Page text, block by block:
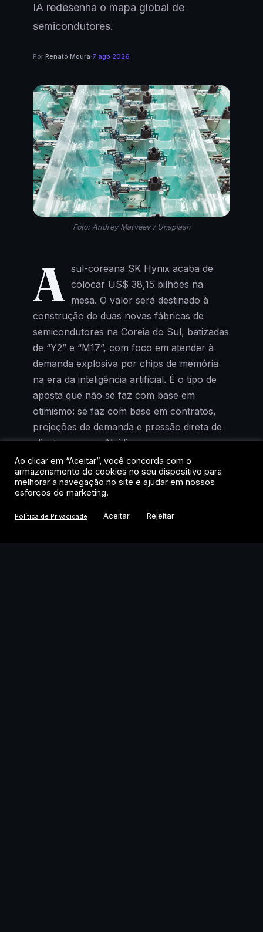
IA redesenha o mapa global de
semicondutores.
Por Renato Moura·7 ago 2026
Foto: Andrey Matveev / Unsplash
A sul-coreana SK Hynix acaba de
colocar US$ 38,15 bilhões na
mesa. O valor será destinado à
construção de duas novas fábricas de
semicondutores na Coreia do Sul, batizadas
de “Y2” e “M17”, com foco em atender à
demanda explosiva por chips de memória
na era da inteligência artificial. É o tipo de
aposta que não se faz com base em
otimismo: se faz com base em contratos,
projeções de demanda e pressão direta de
clientes como a Nvidia.
A decisão não surgiu do nada. Em junho, a
companhia já havia sinalizado uma
médio e longo prazo. O anúncio desta
Ao clicar em “Aceitar”, você concorda com o
armazenamento de cookies no seu dispositivo para
melhorar a navegação no site e ajudar em nossos
esforços de marketing.
Política de Privacidade Aceitar Rejeitar